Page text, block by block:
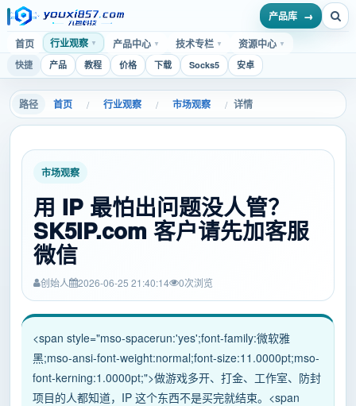
首页 行业观察 ▼ 产品中心 ▼ 技术专栏 ▼ 资源中心 ▼
产品库
快捷 产品 教程 价格 下载 Socks5 安卓
首页 / 行业观察 / 市场观察 / 详情
市场观察
用 IP 最怕出问题没人管？
SK5IP.com 客户请先加客服
微信
创始人 2026-06-25 21:40:14 0次浏览
<span style="mso-spacerun:'yes';font-family:微软雅
黑;mso-ansi-font-weight:normal;font-size:11.0000pt;mso-
font-kerning:1.0000pt;">做游戏多开、打金、工作室、防封
项目的人都知道，IP 这个东西不是买完就结束。<span